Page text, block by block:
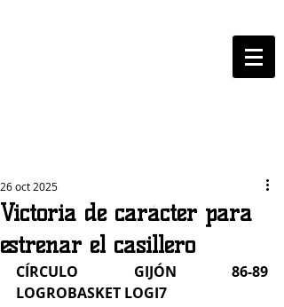
Victoria de carácter para
estrenar el casillero
26 oct 2025
CÍRCULO GIJÓN 86-89
LOGROBASKET LOGI7